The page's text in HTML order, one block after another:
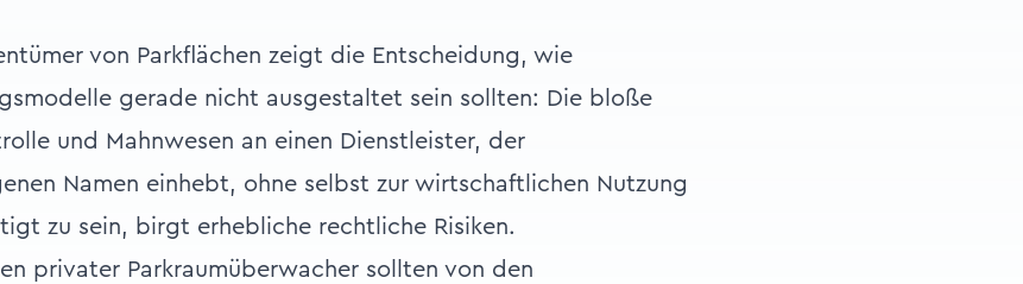
von Parkflächen zeigt die Entscheidung, wie
gerade nicht ausgestaltet sein sollten: Die bloße
und Mahnwesen an einen Dienstleister, der
Namen einhebt, ohne selbst zur wirtschaftlichen Nutzung
zu sein, birgt erhebliche rechtliche Risiken.
privater Parkraumüberwacher sollten von den